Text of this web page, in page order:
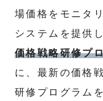
場価格をモニタ
システムを提供
価格戦略研修プ
に、最新の価格
研修プログラム